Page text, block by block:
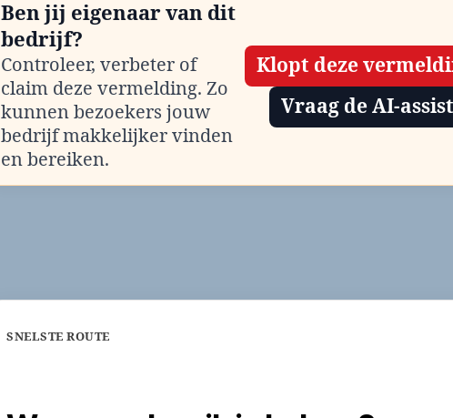
Ben jij eigenaar van dit
bedrijf?
Controleer, verbeter of
claim deze vermelding. Zo
kunnen bezoekers jouw
bedrijf makkelijker vinden
en bereiken.
Klopt deze
Vraag de AI-
SNELSTE ROUTE